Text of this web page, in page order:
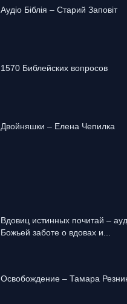
Аудіо Біблія – Старий Заповіт
1570 Библейских вопросов
Двойняшки – Елена Чепилка
Вдовиц истинных почитай –
Божьей заботе о вдовах и...
Освобождение – Тамара